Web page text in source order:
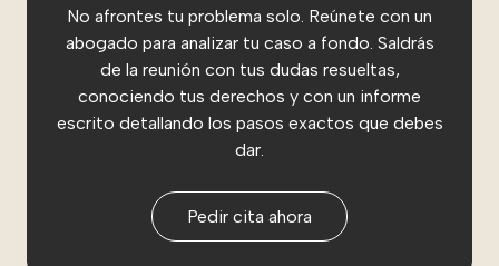
No afrontes tu problema solo. Reúnete con un
abogado para analizar tu caso a fondo. Saldrás
de la reunión con tus dudas resueltas,
conociendo tus derechos y con un informe
escrito detallando los pasos exactos que debes
dar.
Pedir cita ahora